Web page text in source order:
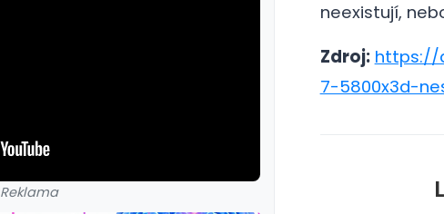
Reklama
neexistují,
Zdroj: https://
7-5800x3d-